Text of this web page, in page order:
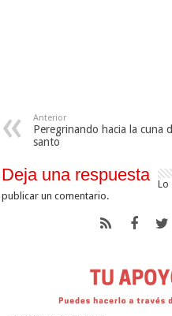
Anterior
Peregrinando hacia la cuna
santo
Deja una respuesta Lo
publicar un comentario.